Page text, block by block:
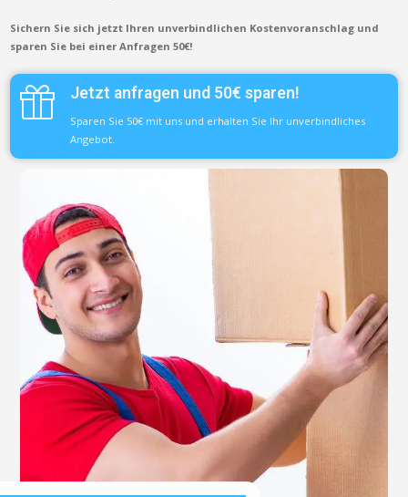
Sichern Sie sich jetzt Ihren unverbindlichen Kostenvoranschlag und
sparen Sie bei einer Anfragen 50€!
Jetzt anfragen und 50€ sparen!
Sparen Sie 50€ mit uns und erhalten Sie Ihr unverbindliches
Angebot.